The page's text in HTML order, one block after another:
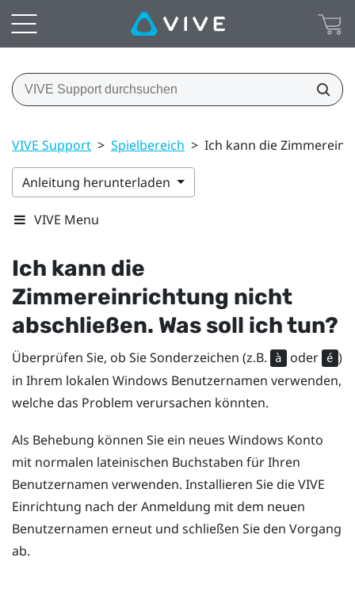
VIVE Support > Spielbereich > Ich kann die
Anleitung herunterladen
VIVE Menu
Ich kann die
Zimmereinrichtung nicht
abschließen. Was soll ich tun?
Überprüfen Sie, ob Sie Sonderzeichen (z.B. à oder é )
in Ihrem lokalen Windows Benutzernamen verwenden,
welche das Problem verursachen könnten.
Als Behebung können Sie ein neues Windows Konto
mit normalen lateinischen Buchstaben für Ihren
Benutzernamen verwenden. Installieren Sie dieVIVE
Einrichtung nach der Anmeldung mit dem neuen
Benutzernamen erneut und schließen Sie den Vorgang
ab.